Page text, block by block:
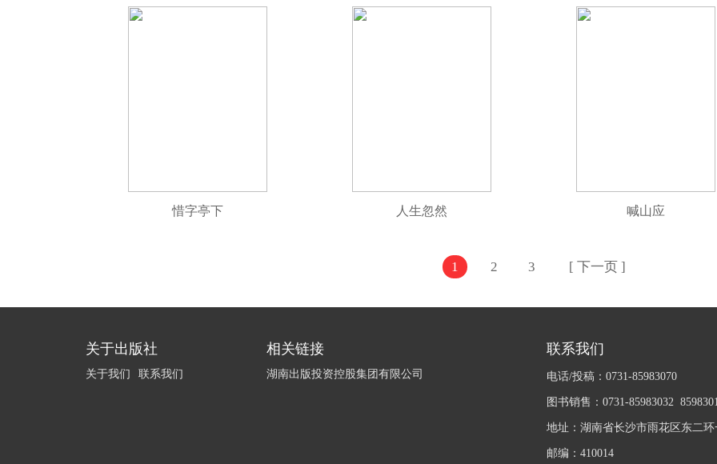
惜字亭下 人生忽然 喊山应
1 2 3 [ 下一页 ]
关于出版社
关于我们 联系我们
相关链接
湖南出版投资控股集团有限公司
联系我们
电话/投稿：0731-85983070
图书销售：0731-85983032
地址：湖南省长沙市雨花区东二环
邮编：410014